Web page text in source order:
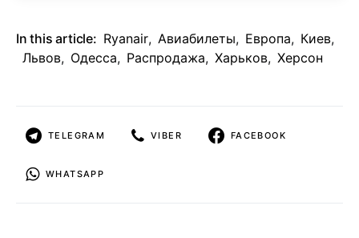
In this article: Ryanair, Авиабилеты, Европа, Киев,
Львов, Одесса, Распродажа, Харьков, Херсон
TELEGRAM VIBER FACEBOOK
WHATSAPP